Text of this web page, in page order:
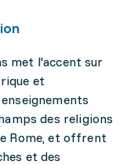
met l'accent sur
et
des religions
Rome, et offrent
et des